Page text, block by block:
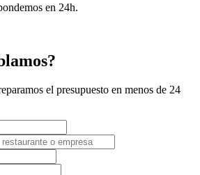
en 24h.
el presupuesto en menos de 24